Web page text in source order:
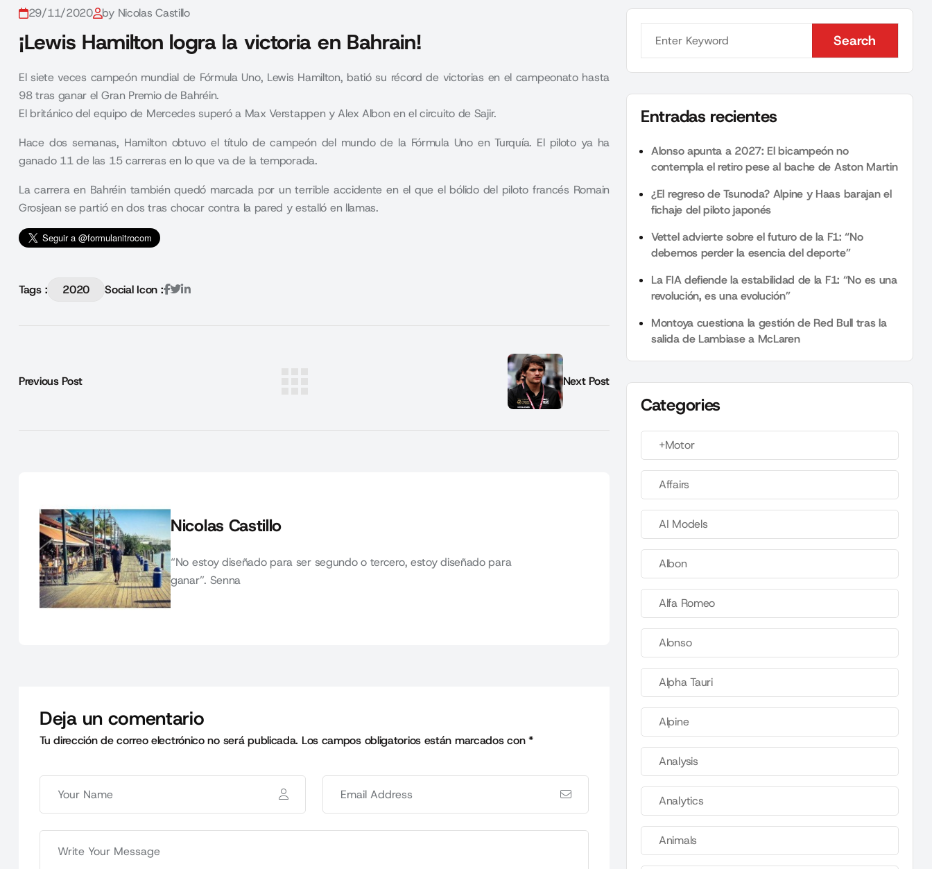
29/11/2020 by Nicolas Castillo
¡Lewis Hamilton logra la victoria en Bahrain!
El siete veces campeón mundial de Fórmula Uno, Lewis Hamilton, batió su récord de victorias en el campeonato hasta
98 tras ganar el Gran Premio de Bahréin.
El británico del equipo de Mercedes superó a Max Verstappen y Alex Albon en el circuito de Sajir.
Hace dos semanas, Hamilton obtuvo el título de campeón del mundo de la Fórmula Uno en Turquía. El piloto ya ha
ganado 11 de las 15 carreras en lo que va de la temporada.
La carrera en Bahréin también quedó marcada por un terrible accidente en el que el bólido del piloto francés Romain
Grosjean se partió en dos tras chocar contra la pared y estalló en llamas.
Tags : 2020 Social Icon :
Previous Post Next Post
Nicolas Castillo
“No estoy diseñado para ser segundo o tercero, estoy diseñado para
ganar”. Senna
Deja un comentario
Tu dirección de correo electrónico no será publicada. Los campos obligatorios están marcados con*
Search
Search
Entradas recientes
Alonso apunta a 2027: El bicampeón no
contempla el retiro pese al bache de Aston Martin
¿El regreso de Tsunoda? Alpine y Haas barajan el
fichaje del piloto japonés
Vettel advierte sobre el futuro de la F1: “No
debemos perder la esencia del deporte”
La FIA defiende la estabilidad de la F1: “No es una
revolución, es una evolución”
Montoya cuestiona la gestión de Red Bull tras la
salida de Lambiase a McLaren
Categories
+Motor
Affairs
AI Models
Albon
Alfa Romeo
Alonso
Alpha Tauri
Alpine
Analysis
Analytics
Animals